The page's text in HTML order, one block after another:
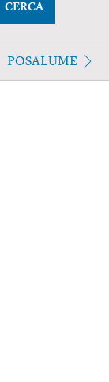
CERCA
POSALUME